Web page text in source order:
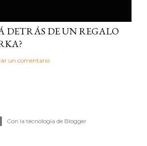
DETRÁS DE UN REGALO
un comentario
Con la tecnología de Blogger